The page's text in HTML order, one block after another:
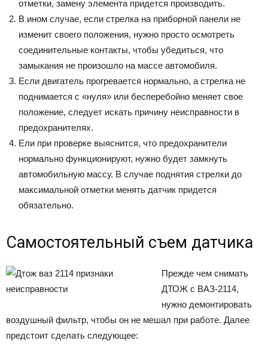
отметки, замену элемента придется производить.
В ином случае, если стрелка на приборной панели не
изменит своего положения, нужно просто осмотреть
соединительные контакты, чтобы убедиться, что
замыкания не произошло на массе автомобиля.
Если двигатель прогревается нормально, а стрелка не
поднимается с «нуля» или бесперебойно меняет свое
положение, следует искать причину неисправности в
предохранителях.
Ели при проверке выяснится, что предохранители
нормально функционируют, нужно будет замкнуть
автомобильную массу. В случае поднятия стрелки до
максимальной отметки менять датчик придется
обязательно.
Самостоятельный съем датчика
Прежде чем снимать
ДТОЖ с ВАЗ-2114,
нужно демонтировать
воздушный фильтр, чтобы он не мешал при работе. Далее
предстоит сделать следующее: